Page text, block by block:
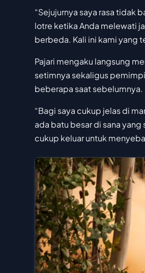
“Sejujurnya saya rasa tidak
lotre ketika Anda melewati
berbeda. Kali ini kami yang
Pajari mengaku langsung
setimnya sekaligus
beberapa saat sebelumnya.
“Bagi saya cukup jelas di
ada batu besar di sana
cukup keluar untuk